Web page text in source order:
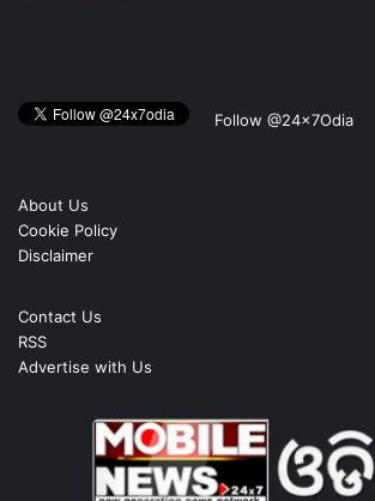
Follow @24x7Odia
About Us
Cookie Policy
Disclaimer
Contact Us
RSS
Advertise with Us